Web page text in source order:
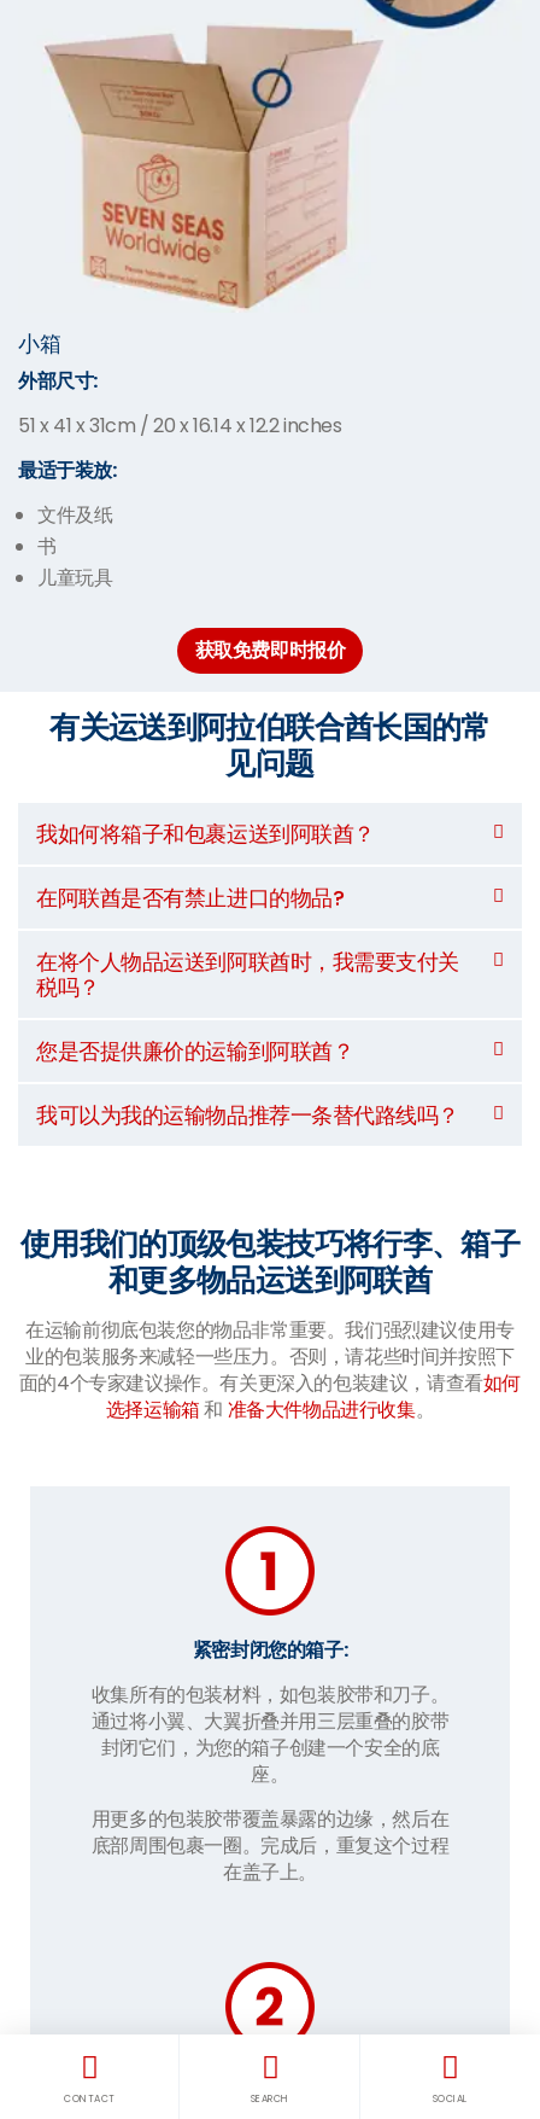
小箱
外部尺寸:
51 x 41 x 31cm / 20 x 16.14 x 12.2 inches
最适于装放:
文件及纸
书
儿童玩具
获取免费即时报价
有关运送到阿拉伯联合酋长国的常
见问题
我如何将箱子和包裹运送到阿联酋？
在阿联酋是否有禁止进口的物品?
在将个人物品运送到阿联酋时，我需要支付关
税吗？
您是否提供廉价的运输到阿联酋？
我可以为我的运输物品推荐一条替代路线吗？
使用我们的顶级包装技巧将行李、箱子
和更多物品运送到阿联酋
在运输前彻底包装您的物品非常重要。我们强烈建议使用专
业的包装服务来减轻一些压力。否则，请花些时间并按照下
面的4个专家建议操作。有关更深入的包装建议，请查看如何
选择运输箱和 准备大件物品进行收集。
紧密封闭您的箱子:
收集所有的包装材料，如包装胶带和刀子。
通过将小翼、大翼折叠并用三层重叠的胶带
封闭它们，为您的箱子创建一个安全的底
座。
用更多的包装胶带覆盖暴露的边缘，然后在
底部周围包裹一圈。完成后，重复这个过程
在盖子上。
小心处理易碎物品:
CONTACT SEARCH SOCIAL